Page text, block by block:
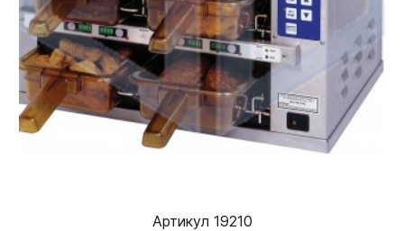
Артикул 19210